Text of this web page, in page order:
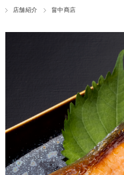
店舗紹介 畠中商店